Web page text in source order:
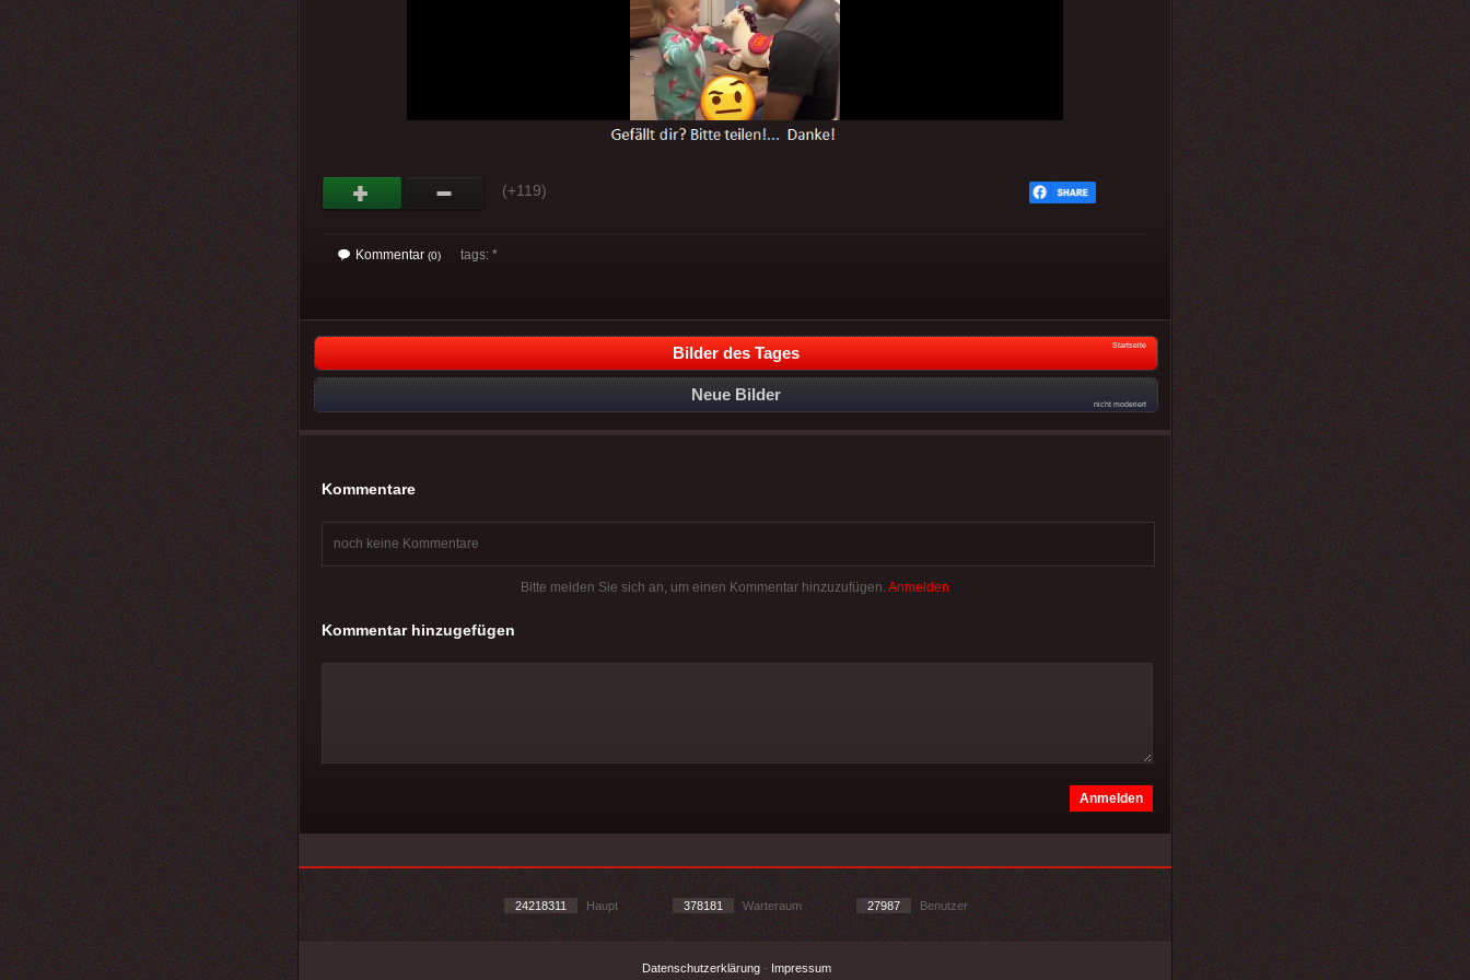
(+119)
Kommentar (0) tags: *
Bilder des Tages Startseite
Neue Bilder
nicht moderiert
Kommentare
noch keine Kommentare
Bitte melden Sie sich an, um einen Kommentar hinzuzufügen. Anmelden
Kommentar hinzugefügen
24218311 Haupt 378181 Warteraum 27987 Benutzer
Datenschutzerklärung- Impressum